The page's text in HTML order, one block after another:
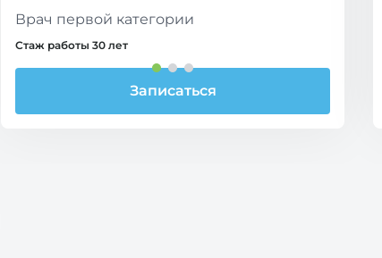
Врач первой категории
Стаж работы 30 лет
Записаться